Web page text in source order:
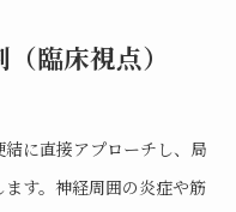
臨床視点）
に直接アプローチし、局
す。神経周囲の炎症や筋